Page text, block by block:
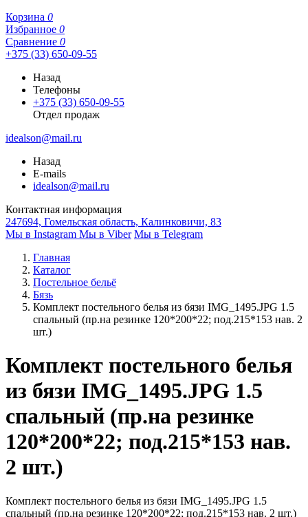
Корзина 0
Избранное 0
Сравнение 0
+375 (33) 650-09-55
Назад
Телефоны
+375 (33) 650-09-55
Отдел продаж
idealson@mail.ru
Назад
E-mails
idealson@mail.ru
Контактная информация
247694, Гомельская область, Калинковичи, 83
Мы в Instagram Мы в Viber Мы в Telegram
Главная
Каталог
Постельное бельё
Бязь
Комплект постельного белья из бязи IMG_1495.JPG 1.5
спальный (пр.на резинке 120*200*22; под.215*153 нав. 2
шт.)
Комплект постельного белья
из бязи IMG_1495.JPG 1.5
спальный (пр.на резинке
120*200*22; под.215*153 нав.
2 шт.)
Комплект постельного белья из бязи IMG_1495.JPG 1.5
спальный (пр.на резинке 120*200*22; под.215*153 нав. 2 шт.)